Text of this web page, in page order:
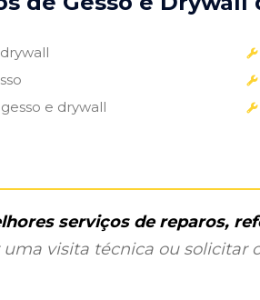
e drywall
serviços de reparos,
visita técnica ou solicitar